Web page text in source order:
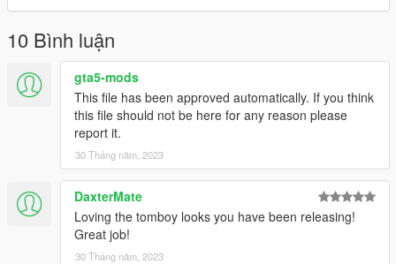
10 Bình luận
gta5-mods
This file has been approved automatically. If you think
this file should not be here for any reason please
report it.
30 Tháng năm, 2023
DaxterMate
Loving the tomboy looks you have been releasing!
Great job!
30 Tháng năm, 2023